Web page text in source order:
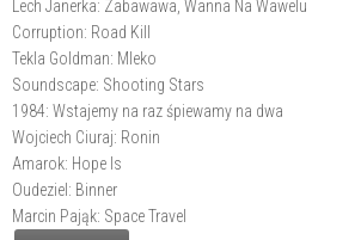
Lech Janerka: Zabawawa, Wanna Na Wawelu
Corruption: Road Kill
Tekla Goldman: Mleko
Soundscape: Shooting Stars
1984: Wstajemy na raz śpiewamy na dwa
Wojciech Ciuraj: Ronin
Amarok: Hope Is
Oudeziel: Binner
Marcin Pająk: Space Travel